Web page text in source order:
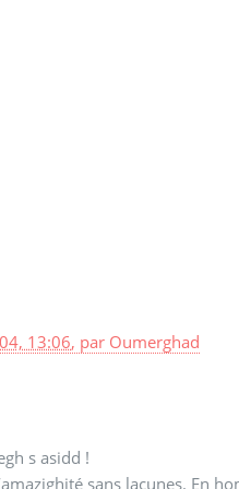
13:06, par Oumerghad
s asidd !
sans lacunes. En